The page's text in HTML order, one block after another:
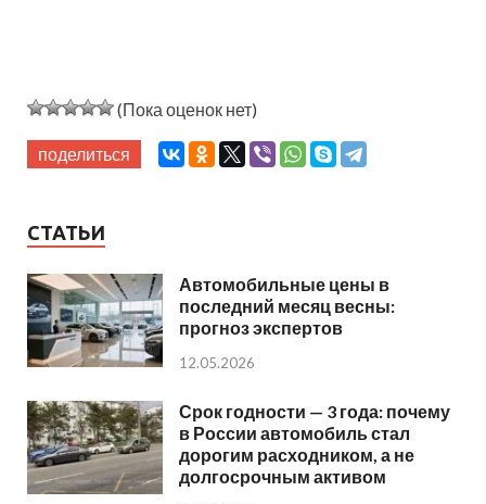
(Пока оценок нет)
поделиться
СТАТЬИ
Автомобильные цены в
последний месяц весны:
прогноз экспертов
12.05.2026
Срок годности — 3 года: почему
в России автомобиль стал
дорогим расходником, а не
долгосрочным активом